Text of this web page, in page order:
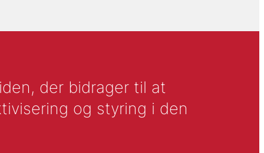
der bidrager til at
og styring i den